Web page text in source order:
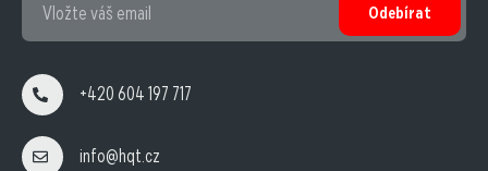
Odebírat
+420 604 197 717
info@hqt.cz